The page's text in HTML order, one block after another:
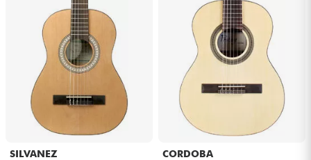
Synths & samplers
Studio
Kopfhörer
SILVANEZ
CORDOBA